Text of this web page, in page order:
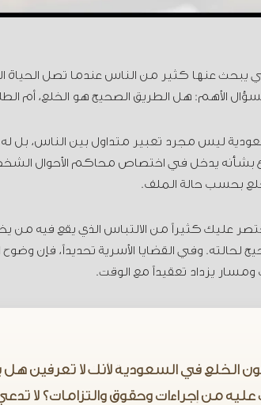
يبحث عنها كثير من الناس عندما تصل الحياة
الأهم: هل الطريق الصحيح هو الخلع، أم
ليس مجرد تعبير متداول بين الناس،
بشأنه يدخل في اختصاص محاكم الأحوال
بحسب حالة الملف.
عليك كثيراً من الالتباس الذي يقع فيه من
لحالته. وفي القضايا الأسرية تحديداً، فإن
يزداد تعقيداً مع الوقت.
الخلع في السعودية لأنك لا تعرفين
من إجراءات وحقوق والتزامات؟ لا